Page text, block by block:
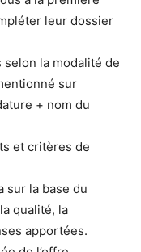
leur dossier
la modalité de
sur
+ nom du
et critères de
sur la base du
qualité, la
apportées.